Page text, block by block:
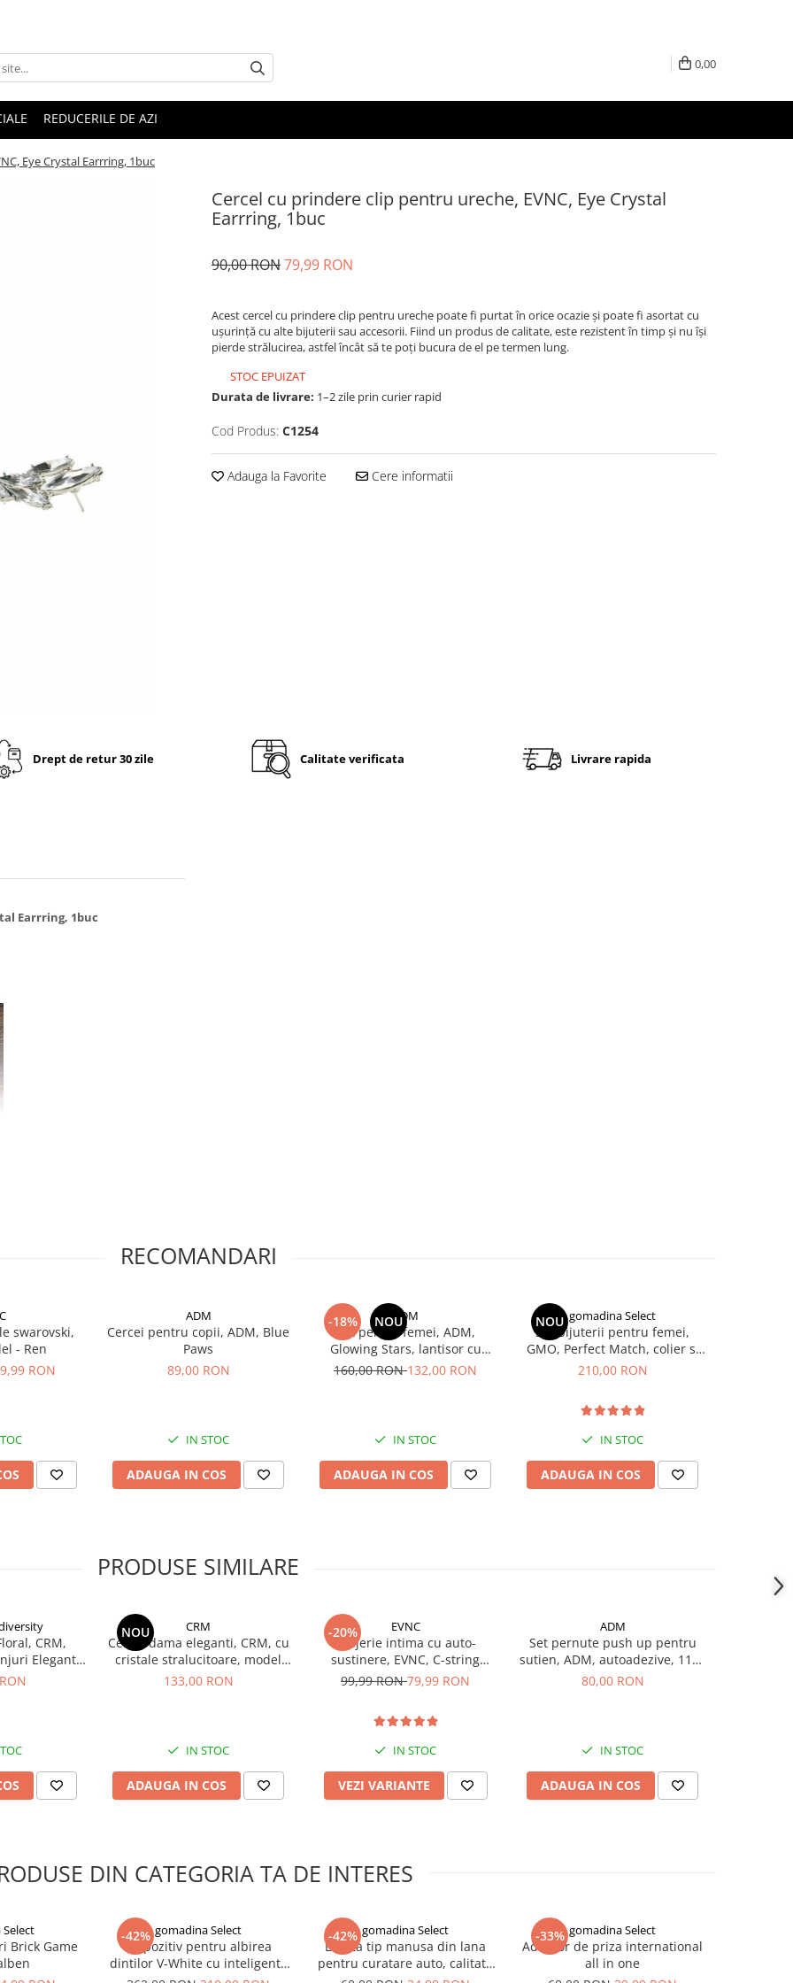
0,00
REDUCERILE DE AZI
Eye Crystal Earrring, 1buc
Cercel cu prindere clip pentru ureche, EVNC, Eye Crystal
Earrring, 1buc
90,00 RON79,99 RON
Acest cercel cu prindere clip pentru ureche poate fi purtat în orice ocazie și poate fi asortat cu
ușurință cu alte bijuterii sau accesorii. Fiind un produs de calitate, este rezistent în timp și nu își
pierde strălucirea, astfel încât să te poți bucura de el pe termen lung.
STOC EPUIZAT
Durata de livrare: 1–2 zile prin curier rapid
Cod Produs: C1254
Adauga la Favorite Cere informatii
Drept de retur 30 zile Calitate verificata Livrare rapida
Earrring, 1buc
bijuterie statement. Acesta este
care conferă o notă de
să nu își piardă strălucirea în
Prinderea clip pentru ureche
a-ți oferi un confort maxim
RECOMANDARI
swarovski,
- Ren
RON
ADM
Cercei pentru copii, ADM, Blue
Paws
89,00 RON
IN STOC
ADAUGA IN COS
-18% NOUADM
Set pentru femei, ADM,
Glowing Stars, lantisor cu
pandantiv si cercei in forma de
160,00 RON132,00 RON
IN STOC
ADAUGA IN COS
NOU gomadina Select
Set bijuterii pentru femei,
GMO, Perfect Match, colier si
cercei cu cristale, forme
210,00 RON
IN STOC
ADAUGA IN COS
PRODUSE SIMILARE
CRM,
Elegante
Auriu
NOU CRM
Cercei dama eleganti, CRM, cu
cristale stralucitoare, model
infinit, argintiu
133,00 RON
IN STOC
ADAUGA IN COS
-20% EVNC
Lenjerie intima cu auto-
sustinere, EVNC, C-string
Invisible, fara laterale
99,99 RON79,99 RON
IN STOC
VEZI VARIANTE
ADM
Set pernute push up pentru
sutien, ADM, autoadezive, 11x8
cm, nude
80,00 RON
IN STOC
ADAUGA IN COS
DIN CATEGORIA TA DE INTERES
Brick Game
-42% gomadina Select
Dispozitiv pentru albirea
dintilor V-White cu inteligenta
artificiala
-42% gomadina Select
Laveta tip manusa din lana
pentru curatare auto, calitate
extra
-33% gomadina Select
Adaptor de priza international
all in one